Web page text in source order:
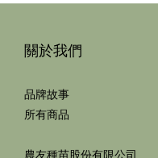
關於我們
品牌故事
所有商品
農友種苗股份有限公司